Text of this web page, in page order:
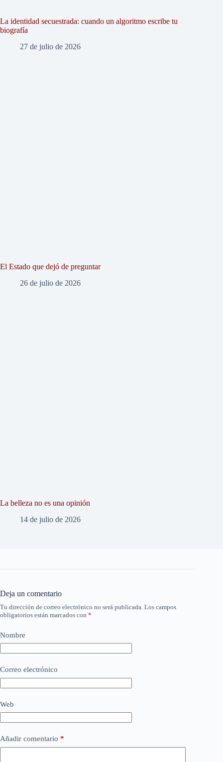
La identidad secuestrada: cuando un algoritmo escribe tu
biografía
27 de julio de 2026
El Estado que dejó de preguntar
26 de julio de 2026
La belleza no es una opinión
14 de julio de 2026
Deja un comentario
Tu dirección de correo electrónico no será publicada. Los campos
obligatorios están marcados con *
Nombre
Correo electrónico
Web
Añadir comentario *